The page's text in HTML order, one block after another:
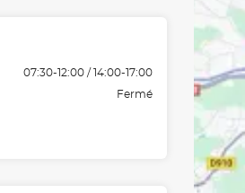
07:30-12:00 / 14:00-17:00
Fermé